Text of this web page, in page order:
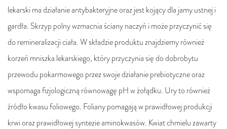
lekarski ma działanie antybakteryjne oraz jest kojący dla jamy ustnej i
gardła. Skrzyp polny wzmacnia ściany naczyń i może przyczynić się
do remineralizacji ciała. W składzie produktu znajdziemy również
korzeń mniszka lekarskiego, który przyczynia się do dobrobytu
przewodu pokarmowego przez swoje działanie prebiotyczne oraz
wspomaga fizjologiczną równowagę pH w żołądku. Ury to również
źródło kwasu foliowego. Foliany pomagają w prawidłowej produkcji
krwi oraz prawidłowej syntezie aminokwasów. Kwiat chmielu zawarty